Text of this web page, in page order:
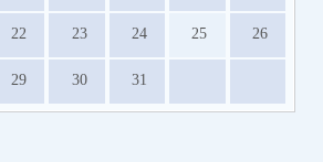
22 23 24 25 26
29 30 31